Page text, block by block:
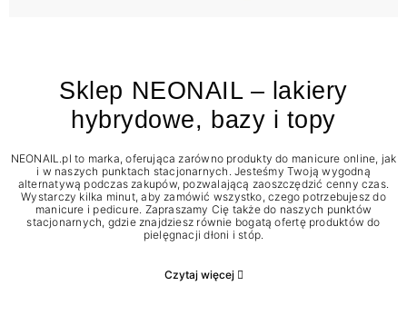
Sklep NEONAIL – lakiery
hybrydowe, bazy i topy
NEONAIL.pl to marka, oferująca zarówno produkty do manicure online, jak
i w naszych punktach stacjonarnych. Jesteśmy Twoją wygodną
alternatywą podczas zakupów, pozwalającą zaoszczędzić cenny czas.
Wystarczy kilka minut, aby zamówić wszystko, czego potrzebujesz do
manicure i pedicure. Zapraszamy Cię także do naszych punktów
stacjonarnych, gdzie znajdziesz równie bogatą ofertę produktów do
pielęgnacji dłoni i stóp.
Czytaj więcej